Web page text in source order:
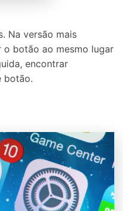
Na versão mais
botão ao mesmo lugar
encontrar
botão.